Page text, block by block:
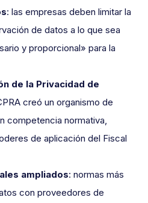
: las empresas deben limitar la
de datos a lo que sea
y proporcional» para la
de la Privacidad de
creó un organismo de
competencia normativa,
de aplicación del Fiscal
ampliados: normas más
con proveedores de